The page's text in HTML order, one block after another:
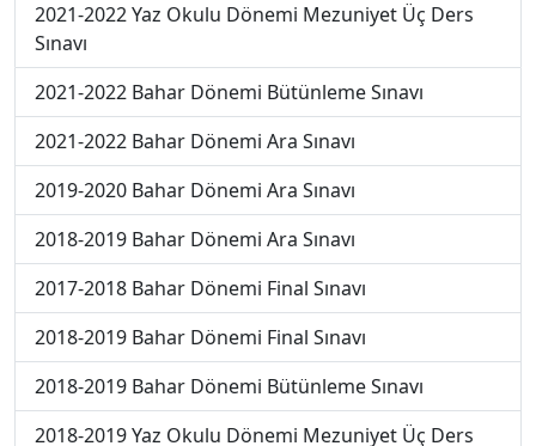
2021-2022 Yaz Okulu Dönemi Mezuniyet Üç Ders
Sınavı
2021-2022 Bahar Dönemi Bütünleme Sınavı
2021-2022 Bahar Dönemi Ara Sınavı
2019-2020 Bahar Dönemi Ara Sınavı
2018-2019 Bahar Dönemi Ara Sınavı
2017-2018 Bahar Dönemi Final Sınavı
2018-2019 Bahar Dönemi Final Sınavı
2018-2019 Bahar Dönemi Bütünleme Sınavı
2018-2019 Yaz Okulu Dönemi Mezuniyet Üç Ders